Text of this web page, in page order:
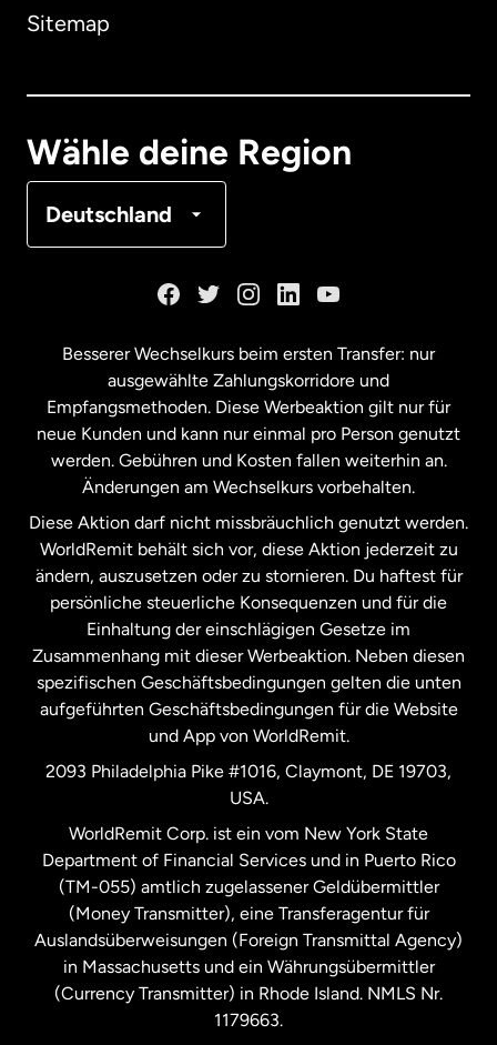
Sitemap
Wähle deine Region
Deutschland
Malaysia
Neuseeland
Niederlande
Schweden
Spanien
Vereinigte Staaten English
Vereinigte Staaten
Vereinigtes Königreich
Besserer Wechselkurs beim ersten Transfer: nur
ausgewählte Zahlungskorridore und
Empfangsmethoden. Diese Werbeaktion gilt nur für
neue Kunden und kann nur einmal pro Person genutzt
werden. Gebühren und Kosten fallen weiterhin an.
Änderungen am Wechselkurs vorbehalten.
Diese Aktion darf nicht missbräuchlich genutzt werden.
WorldRemit behält sich vor, diese Aktion jederzeit zu
ändern, auszusetzen oder zu stornieren. Du haftest für
persönliche steuerliche Konsequenzen und für die
Einhaltung der einschlägigen Gesetze im
Zusammenhang mit dieser Werbeaktion. Neben diesen
spezifischen Geschäftsbedingungen gelten die unten
aufgeführten Geschäftsbedingungen für die Website
und App von WorldRemit.
2093 Philadelphia Pike #1016, Claymont, DE 19703,
USA.
WorldRemit Corp. ist ein vom New York State
Department of Financial Services und in Puerto Rico
(TM-055) amtlich zugelassener Geldübermittler
(Money Transmitter), eine Transferagentur für
Auslandsüberweisungen (Foreign Transmittal Agency)
in Massachusetts und ein Währungsübermittler
(Currency Transmitter) in Rhode Island. NMLS Nr.
1179663.